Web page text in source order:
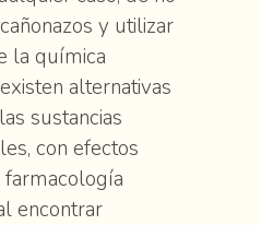
y utilizar
la química
alternativas
sustancias
con efectos
encontrar